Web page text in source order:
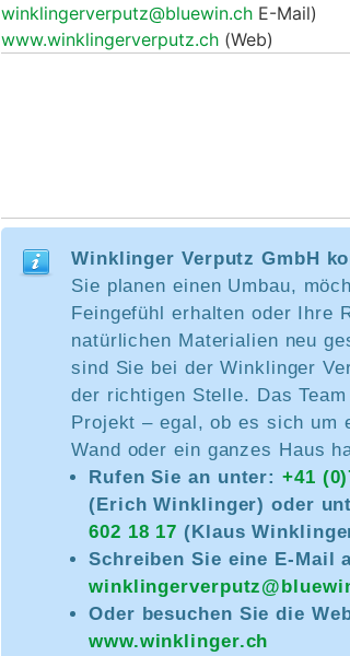
winklingerverputz@bluewin.ch E-Mail)
www.winklingerverputz.ch (Web)
Winklinger Verputz GmbH
Sie planen einen Umbau,
Feingefühl erhalten oder Ihre
natürlichen Materialien neu
sind Sie bei der Winklinger
der richtigen Stelle. Das
Projekt – egal, ob es sich um
Wand oder ein ganzes Haus
Rufen Sie an unter: +41
(Erich Winklinger) oder
602 18 17 (Klaus
Schreiben Sie eine E-Mail
Oder besuchen Sie die
www.winklinger.ch